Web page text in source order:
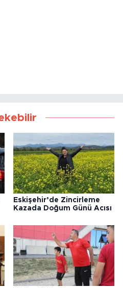
Eskişehir’de Zincirleme
Kazada Doğum Günü Acısı